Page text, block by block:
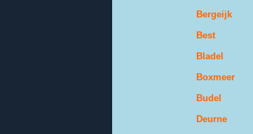
Bergeijk
Best
Bladel
Boxmeer
Budel
Deurne